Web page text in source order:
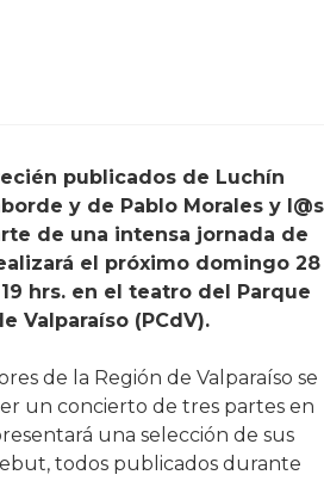
y de Pablo Morales y l@s
de una intensa jornada de
el próximo domingo 28
hrs. en el teatro del Parque